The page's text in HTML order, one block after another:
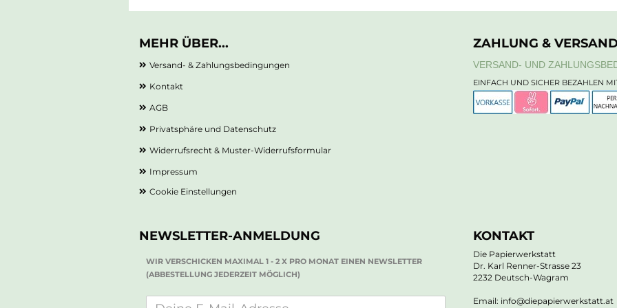
MEHR ÜBER...
Versand- & Zahlungsbedingungen
Kontakt
AGB
Privatsphäre und Datenschutz
Widerrufsrecht & Muster-Widerrufsformular
Impressum
Cookie Einstellungen
ZAHLUNG &
VERSAND- UND
EINFACH UND SICHER BEZAHLEN
NEWSLETTER-ANMELDUNG
WIR VERSCHICKEN MAXIMAL 1 - 2 X PRO MONAT EINEN NEWSLETTER
(ABBESTELLUNG JEDERZEIT MÖGLICH)
KONTAKT
Die Papierwerkstatt
Dr. Karl Renner-Strasse 23
2232 Deutsch-Wagram
Email: info@diepapierwerkstatt.at